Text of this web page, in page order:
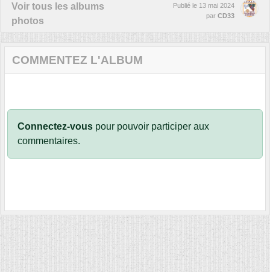
Voir tous les albums
photos
Publié le 13 mai 2024
par CD33
COMMENTEZ L'ALBUM
Connectez-vous pour pouvoir participer aux
commentaires.